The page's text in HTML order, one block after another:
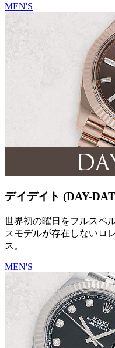
MEN'S
デイデイト (DAY-
世界初の曜日をフルスペ
スモデルが存在しないロ
ス。
MEN'S